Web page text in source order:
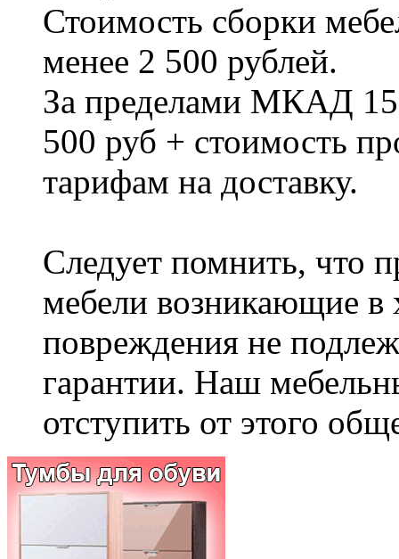
Стоимость сборки
менее 2 500 рублей.
За пределами МКАД
500 руб + стоимость
тарифам на доставку.
Следует помнить, что
мебели возникающие в
повреждения не
гарантии. Наш
отступить от этого